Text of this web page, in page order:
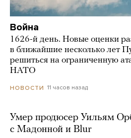
Война
1626-й день. Новые оценки
в ближайшие несколько лет
решиться на ограниченную
НАТО
НОВОСТИ 11 часов назад
Умер продюсер Уильям
с Мадонной и Blur